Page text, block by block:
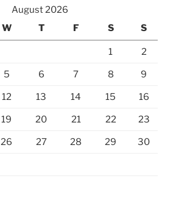
August 2026
W T F S S
1 2
5 6 7 8 9
12 13 14 15 16
19 20 21 22 23
26 27 28 29 30